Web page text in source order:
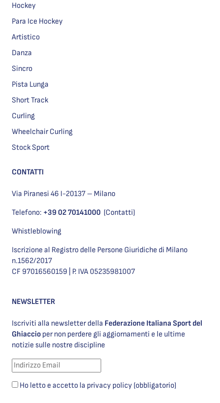
Hockey
Para Ice Hockey
Artistico
Danza
Sincro
Pista Lunga
Short Track
Curling
Wheelchair Curling
Stock Sport
CONTATTI
Via Piranesi 46 I-20137 – Milano
Telefono: +39 02 70141000 (Contatti)
Whistleblowing
Iscrizione al Registro delle Persone Giuridiche di Milano
n.1562/2017
CF 97016560159 | P. IVA 05235981007
NEWSLETTER
Iscriviti alla newsletter della Federazione Italiana Sport del
Ghiaccio per non perdere gli aggiornamenti e le ultime
notizie sulle nostre discipline
Ho letto e accetto la privacy policy (obbligatorio)